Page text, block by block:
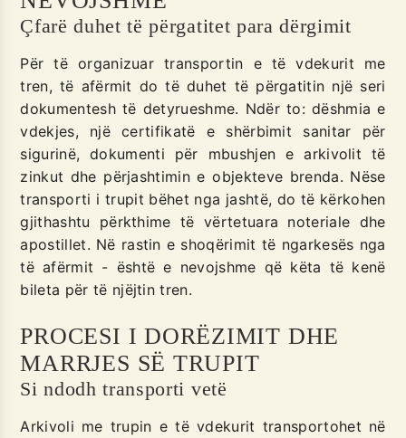
Çfarë duhet të përgatitet para dërgimit
Për të organizuar transportin e të vdekurit me
tren, të afërmit do të duhet të përgatitin një seri
dokumentesh të detyrueshme. Ndër to: dëshmia e
vdekjes, një certifikatë e shërbimit sanitar për
sigurinë, dokumenti për mbushjen e arkivolit të
zinkut dhe përjashtimin e objekteve brenda. Nëse
transporti i trupit bëhet nga jashtë, do të kërkohen
gjithashtu përkthime të vërtetuara noteriale dhe
apostillet. Në rastin e shoqërimit të ngarkesës nga
të afërmit - është e nevojshme që këta të kenë
bileta për të njëjtin tren.
PROCESI I DORËZIMIT DHE
MARRJES SË TRUPIT
Si ndodh transporti vetë
Arkivoli me trupin e të vdekurit transportohet në